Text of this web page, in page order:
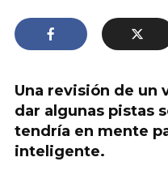
Una revisión de un
dar algunas pistas
tendría en mente
inteligente.